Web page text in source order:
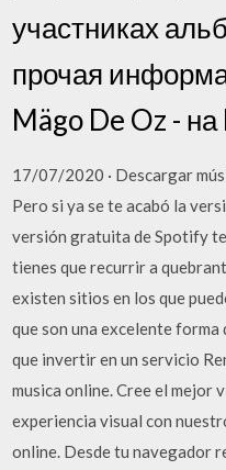
участниках
прочая
Mägo De Oz - на
17/07/2020 · Descargar
Pero si ya se te acabó la
versión gratuita de Spotify
tienes que recurrir a
existen sitios en los que
que son una excelente
que invertir en un servicio
musica online. Cree el mejor
experiencia visual con
online. Desde tu navegador